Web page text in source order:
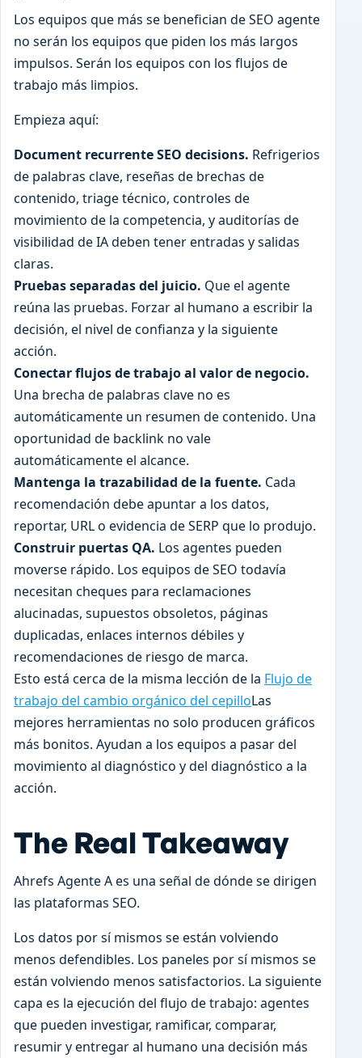
Los equipos que más se benefician de SEO agente
no serán los equipos que piden los más largos
impulsos. Serán los equipos con los flujos de
trabajo más limpios.
Empieza aquí:
Document recurrente SEO decisions. Refrigerios
de palabras clave, reseñas de brechas de
contenido, triage técnico, controles de
movimiento de la competencia, y auditorías de
visibilidad de IA deben tener entradas y salidas
claras.
Pruebas separadas del juicio. Que el agente
reúna las pruebas. Forzar al humano a escribir la
decisión, el nivel de confianza y la siguiente
acción.
Conectar flujos de trabajo al valor de negocio.
Una brecha de palabras clave no es
automáticamente un resumen de contenido. Una
oportunidad de backlink no vale
automáticamente el alcance.
Mantenga la trazabilidad de la fuente. Cada
recomendación debe apuntar a los datos,
reportar, URL o evidencia de SERP que lo produjo.
Construir puertas QA. Los agentes pueden
moverse rápido. Los equipos de SEO todavía
necesitan cheques para reclamaciones
alucinadas, supuestos obsoletos, páginas
duplicadas, enlaces internos débiles y
recomendaciones de riesgo de marca.
Esto está cerca de la misma lección de la Flujo de
trabajo del cambio orgánico del cepilloLas
mejores herramientas no solo producen gráficos
más bonitos. Ayudan a los equipos a pasar del
movimiento al diagnóstico y del diagnóstico a la
acción.
The Real Takeaway
Ahrefs Agente A es una señal de dónde se dirigen
las plataformas SEO.
Los datos por sí mismos se están volviendo
menos defendibles. Los paneles por sí mismos se
están volviendo menos satisfactorios. La siguiente
capa es la ejecución del flujo de trabajo: agentes
que pueden investigar, ramificar, comparar,
resumir y entregar al humano una decisión más